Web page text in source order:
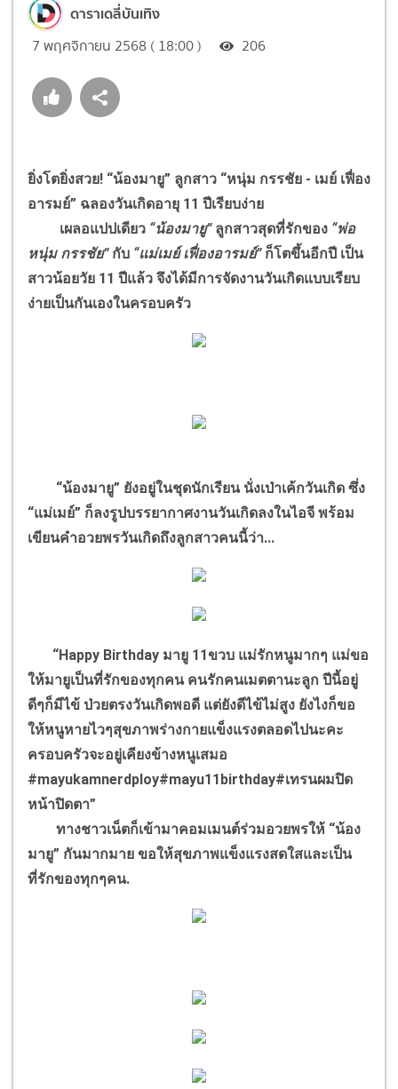
ดาราเดลี่บันเทิง
7 พฤศจิกายน 2568 ( 18:00 ) 206
ยิ่งโตยิ่งสวย! “น้องมายู” ลูกสาว “หนุ่ม กรรชัย - เมย์ เฟื่อง
อารมย์” ฉลองวันเกิดอายุ 11 ปีเรียบง่าย
เผลอแปปเดียว “น้องมายู”ลูกสาวสุดที่รักของ “พ่อ
หนุ่ม กรรชัย” กับ “แม่เมย์ เฟื่องอารมย์”ก็โตขึ้นอีกปี เป็น
สาวน้อยวัย 11 ปีแล้ว จึงได้มีการจัดงานวันเกิดแบบเรียบ
ง่ายเป็นกันเองในครอบครัว
“น้องมายู” ยังอยู่ในชุดนักเรียน นั่งเป่าเค้กวันเกิด ซึ่ง
“แม่เมย์” ก็ลงรูปบรรยากาศงานวันเกิดลงในไอจี พร้อม
เขียนคำอวยพรวันเกิดถึงลูกสาวคนนี้ว่า...
“Happy Birthday มายู 11ขวบ แม่รักหนูมากๆ แม่ขอ
ให้มายูเป็นที่รักของทุกคน คนรักคนเมตตานะลูก ปีนี้อยู่
ดีๆก็มีไข้ ป่วยตรงวันเกิดพอดี แต่ยังดีไข้ไม่สูง ยังไงก็ขอ
ให้หนูหายไวๆสุขภาพร่างกายแข็งแรงตลอดไปนะคะ
ครอบครัวจะอยู่เคียงข้างหนูเสมอ
#mayukamnerdploy#mayu11birthday#เทรนผมปิด
หน้าปิดตา”
ทางชาวเน็ตก็เข้ามาคอมเมนต์ร่วมอวยพรให้ “น้อง
มายู” กันมากมาย ขอให้สุขภาพแข็งแรงสดใสและเป็น
ที่รักของทุกๆคน.